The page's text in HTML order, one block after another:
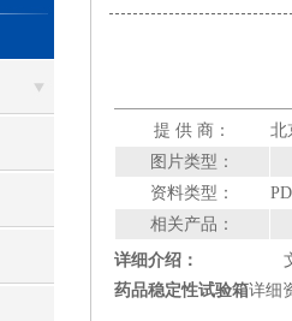
提 供 商：
北
图片类型：
资料类型：
相关产品：
详细介绍：
药品稳定性试验箱详细